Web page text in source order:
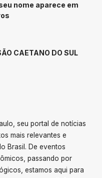
nome aparece em
CAETANO DO SUL
seu portal de notícias
mais relevantes e
Brasil. De eventos
passando por
estamos aqui para